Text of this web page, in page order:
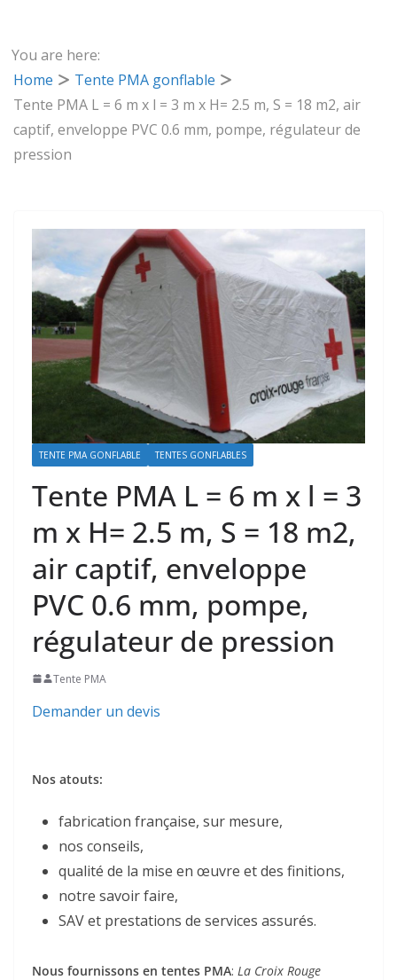
You are here:
Home
Tente PMA gonflable
Tente PMA L = 6 m x l = 3 m x H= 2.5 m, S = 18 m2, air
captif, enveloppe PVC 0.6 mm, pompe, régulateur de
pression
TENTE PMA GONFLABLE TENTES GONFLABLES
Tente PMA L = 6 m x l = 3
m x H= 2.5 m, S = 18 m2,
air captif, enveloppe
PVC 0.6 mm, pompe,
régulateur de pression
Tente PMA
Demander un devis
Nos atouts:
fabrication française, sur mesure,
nos conseils,
qualité de la mise en œuvre et des finitions,
notre savoir faire,
SAV et prestations de services assurés.
Nous fournissons en tentes PMA: La Croix Rouge